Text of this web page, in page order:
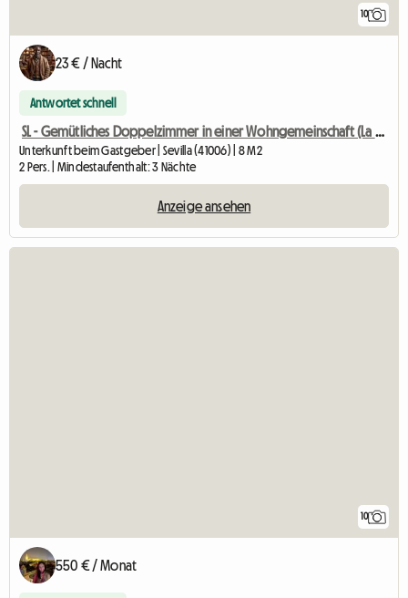
10
23 € / Nacht
Antwortet schnell
SL - Gemütliches Doppelzimmer in einer Wohngemeinschaft (La Plata)
Unterkunft beim Gastgeber | Sevilla (41006) | 8 M2
2 Pers. | Mindestaufenthalt: 3 Nächte
Anzeige ansehen
10
550 € / Monat